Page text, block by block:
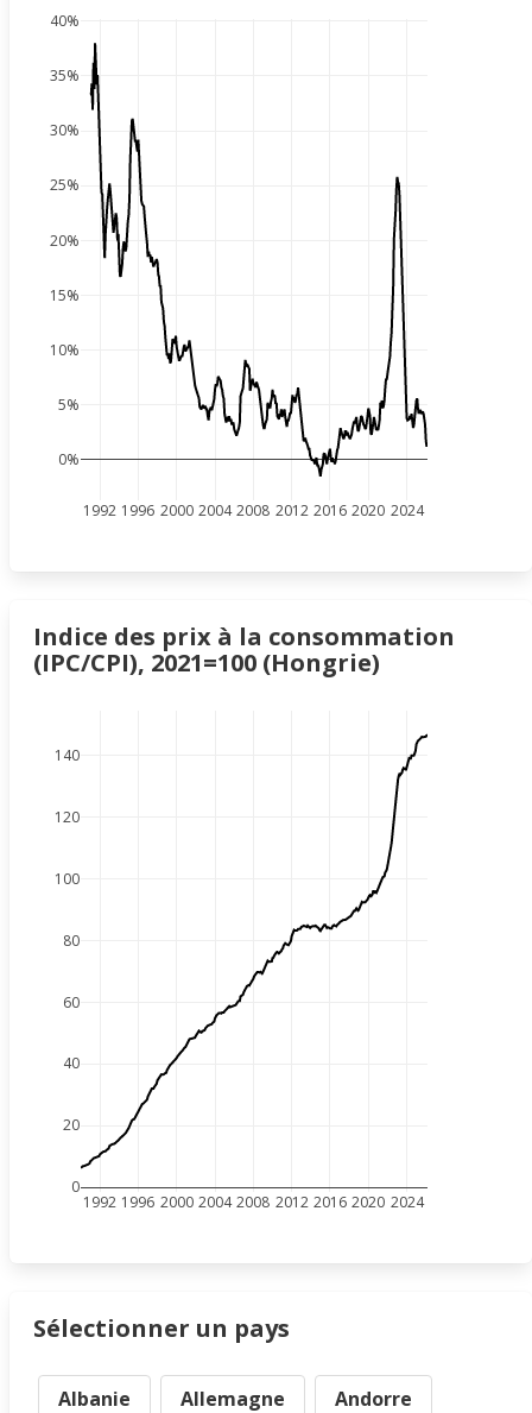
1992 1996 2000 20042008 2012 2016 2020 2024
0%
5%
10%
15%
20%
25%
30%
35%
40%
Indice des prix à la consommation
(IPC/CPI), 2021=100 (Hongrie)
1992 1996 2000 20042008 2012 2016 2020 2024
0
20
40
60
80
100
120
140
Sélectionner un pays
Albanie Allemagne Andorre